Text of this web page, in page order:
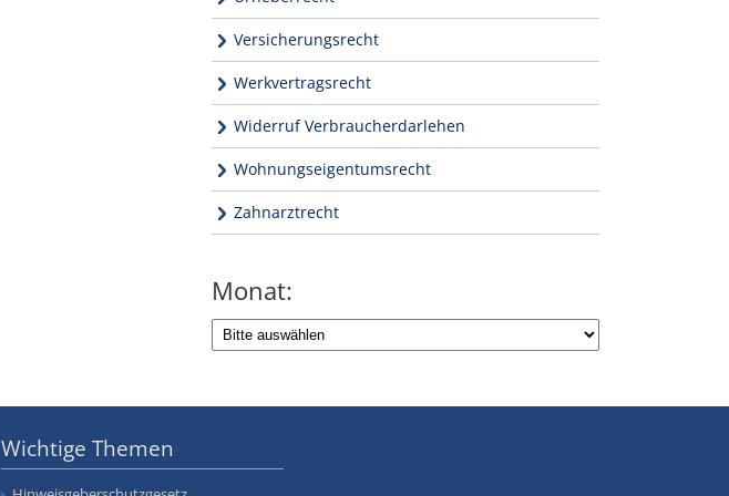
Versicherungsrecht
Werkvertragsrecht
Widerruf Verbraucherdarlehen
Wohnungseigentumsrecht
Zahnarztrecht
Monat:
Wichtige Themen